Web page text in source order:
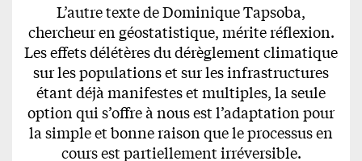
L’autre texte de Dominique Tapsoba,
chercheur en géostatistique, mérite réflexion.
Les effets délétères du dérèglement climatique
sur les populations et sur les infrastructures
étant déjà manifestes et multiples, la seule
option qui s’offre à nous est l’adaptation pour
la simple et bonne raison que le processus en
cours est partiellement irréversible.